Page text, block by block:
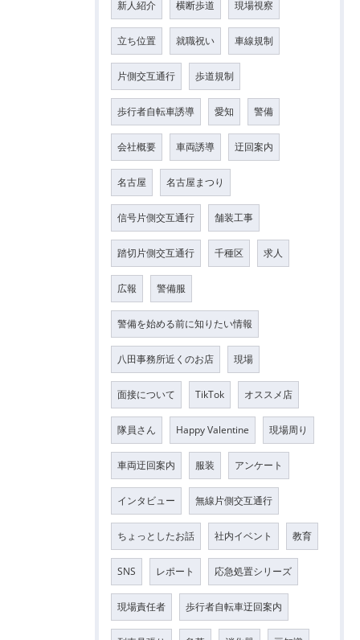
新人紹介 横断歩道 現場視察
立ち位置 就職祝い 車線規制
片側交互通行 歩道規制
歩行者自転車誘導 愛知 警備
会社概要 車両誘導 迂回案内
名古屋 名古屋まつり
信号片側交互通行 舗装工事
踏切片側交互通行 千種区 求人
広報 警備服
警備を始める前に知りたい情報
八田事務所近くのお店 現場
面接について TikTok オススメ店
隊員さん Happy Valentine 現場周り
車両迂回案内 服装 アンケート
インタビュー 無線片側交互通行
ちょっとしたお話 社内イベント 教育
SNS レポート 応急処置シリーズ
現場責任者 歩行者自転車迂回案内